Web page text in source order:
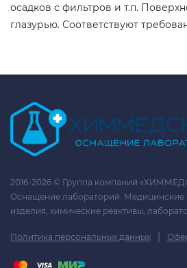
осадков с фильтров и т.п.
глазурью. Соответствуют
2016-2026 © Группа компаний
Оснащение лабораторий. Медицинские
изделия, химические реактивы,
Политика персональных данных |